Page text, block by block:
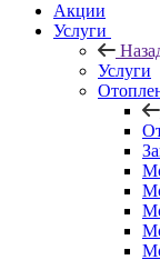
Акции
Услуги
Услуги